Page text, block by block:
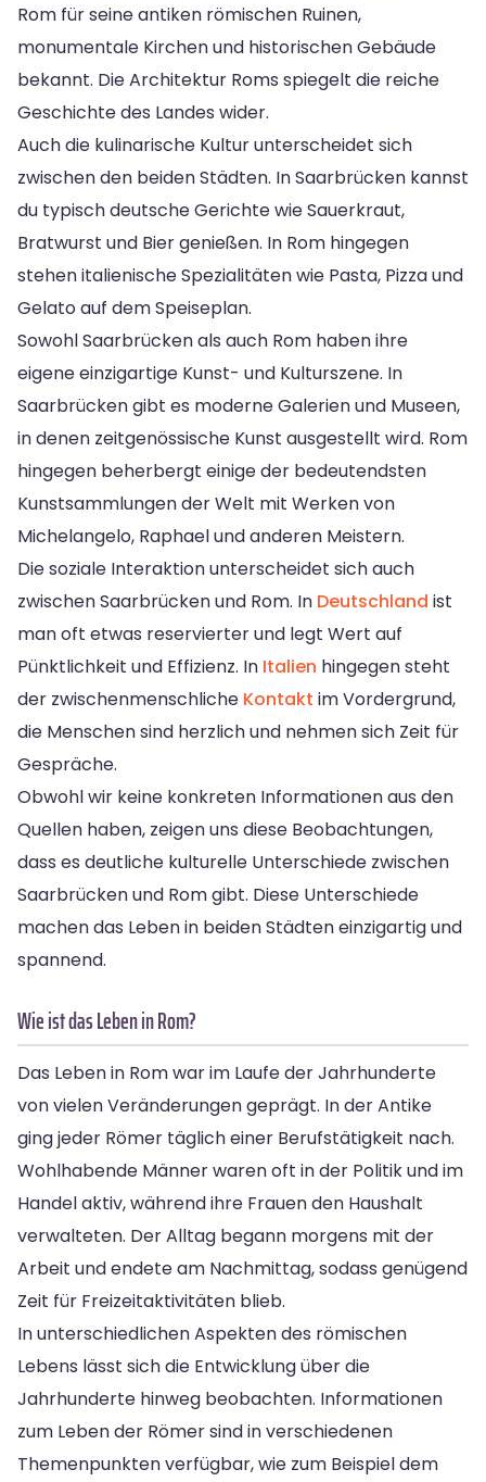
Rom für seine antiken römischen Ruinen,
monumentale Kirchen und historischen Gebäude
bekannt. Die Architektur Roms spiegelt die reiche
Geschichte des Landes wider.
Auch die kulinarische Kultur unterscheidet sich
zwischen den beiden Städten. In Saarbrücken kannst
du typisch deutsche Gerichte wie Sauerkraut,
Bratwurst und Bier genießen. In Rom hingegen
stehen italienische Spezialitäten wie Pasta, Pizza und
Gelato auf dem Speiseplan.
Sowohl Saarbrücken als auch Rom haben ihre
eigene einzigartige Kunst- und Kulturszene. In
Saarbrücken gibt es moderne Galerien und Museen,
in denen zeitgenössische Kunst ausgestellt wird. Rom
hingegen beherbergt einige der bedeutendsten
Kunstsammlungen der Welt mit Werken von
Michelangelo, Raphael und anderen Meistern.
Die soziale Interaktion unterscheidet sich auch
zwischen Saarbrücken und Rom. In Deutschland ist
man oft etwas reservierter und legt Wert auf
Pünktlichkeit und Effizienz. In Italien hingegen steht
der zwischenmenschliche Kontakt im Vordergrund,
die Menschen sind herzlich und nehmen sich Zeit für
Gespräche.
Obwohl wir keine konkreten Informationen aus den
Quellen haben, zeigen uns diese Beobachtungen,
dass es deutliche kulturelle Unterschiede zwischen
Saarbrücken und Rom gibt. Diese Unterschiede
machen das Leben in beiden Städten einzigartig und
spannend.
Wie ist das Leben in Rom?
Das Leben in Rom war im Laufe der Jahrhunderte
von vielen Veränderungen geprägt. In der Antike
ging jeder Römer täglich einer Berufstätigkeit nach.
Wohlhabende Männer waren oft in der Politik und im
Handel aktiv, während ihre Frauen den Haushalt
verwalteten. Der Alltag begann morgens mit der
Arbeit und endete am Nachmittag, sodass genügend
Zeit für Freizeitaktivitäten blieb.
In unterschiedlichen Aspekten des römischen
Lebens lässt sich die Entwicklung über die
Jahrhunderte hinweg beobachten. Informationen
zum Leben der Römer sind in verschiedenen
Themenpunkten verfügbar, wie zum Beispiel dem